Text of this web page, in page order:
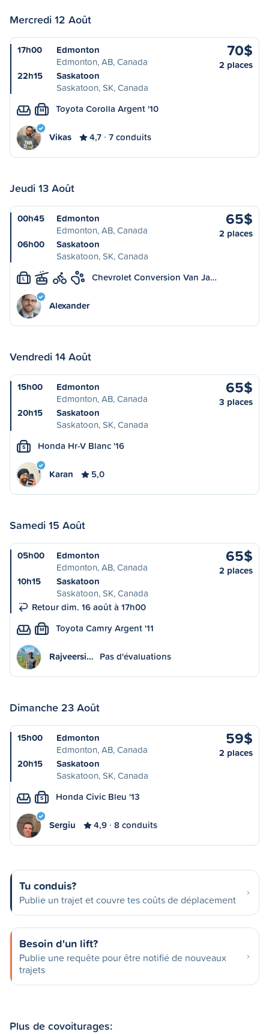
Mercredi 12 Août
17h00
Edmonton
Edmonton, AB, Canada
22h15
Saskatoon
Saskatoon, SK, Canada
70$
2 places
M Toyota Corolla Argent '10
Vikas 4,7 7 conduits
Jeudi 13 Août
00h45
Edmonton
Edmonton, AB, Canada
06h00
Saskatoon
Saskatoon, SK, Canada
65$
2 places
L Chevrolet Conversion Van Ja…
Alexander
Vendredi 14 Août
15h00
Edmonton
Edmonton, AB, Canada
20h15
Saskatoon
Saskatoon, SK, Canada
65$
3 places
S Honda Hr-V Blanc '16
Karan 5,0
Samedi 15 Août
05h00
Edmonton
Edmonton, AB, Canada
10h15
Saskatoon
Saskatoon, SK, Canada
Retour dim. 16 août à 17h00
65$
2 places
M Toyota Camry Argent '11
Rajveersi… Pas d'évaluations
Dimanche 23 Août
15h00
Edmonton
Edmonton, AB, Canada
20h15
Saskatoon
Saskatoon, SK, Canada
59$
2 places
S Honda Civic Bleu '13
Sergiu 4,9 8 conduits
Tu conduis?
Publie un trajet et couvre tes coûts de déplacement
Besoin d'un lift?
Publie une requête pour être notifié de nouveaux
trajets
Plus de covoiturages: